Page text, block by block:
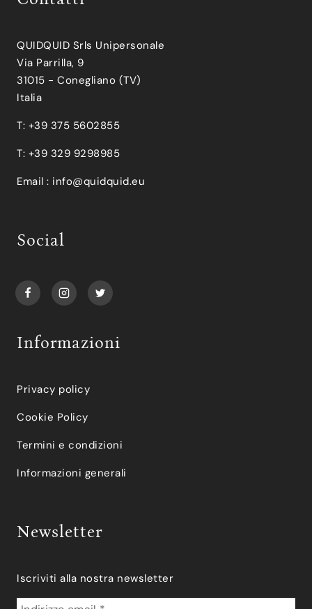
QUIDQUID Srls Unipersonale
Via Parrilla, 9
31015 - Conegliano (TV)
Italia
T: +39 375 5602855
T: +39 329 9298985
Email : info@quidquid.eu
Social
Informazioni
Privacy policy
Cookie Policy
Termini e condizioni
Informazioni generali
Newsletter
Iscriviti alla nostra newsletter